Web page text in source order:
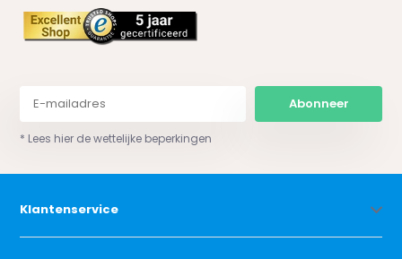
Abonneer
* Lees hier de wettelijke beperkingen
Klantenservice